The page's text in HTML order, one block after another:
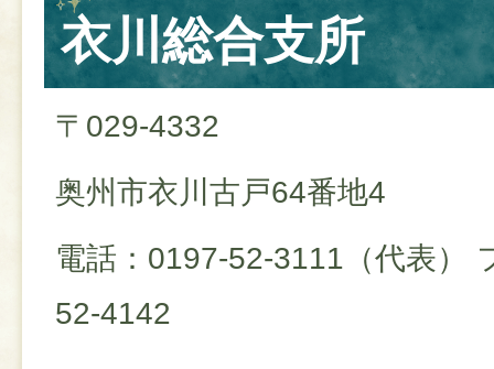
衣川総合支所
〒029-4332
奥州市衣川古戸64番地4
電話：0197-52-3111（代表）
52-4142